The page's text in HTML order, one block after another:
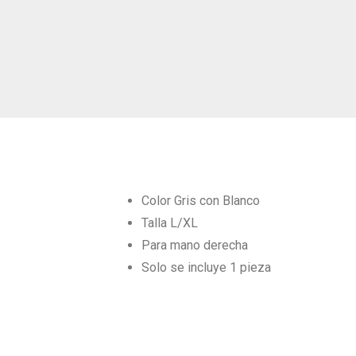
Color Gris con Blanco
Talla L/XL
Para mano derecha
Solo se incluye 1 pieza